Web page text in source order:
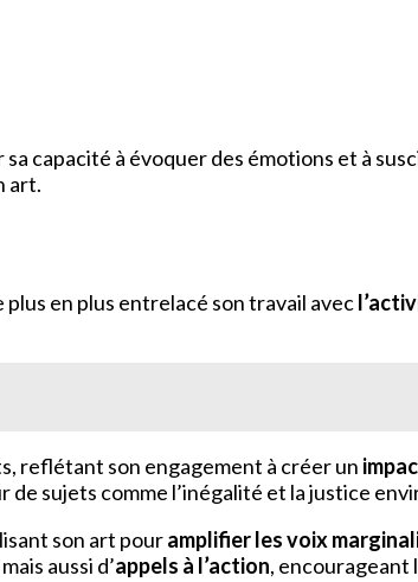
capacité à évoquer des émotions et à
art.
en plus entrelacé son travail avec
reflétant son engagement à créer un
de sujets comme l’inégalité et la justice
son art pouramplifier les voix
aussi d’appels à l’action, encourageant